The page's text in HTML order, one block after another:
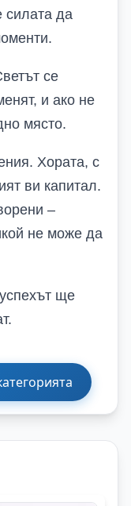
силата да
се
и ако не
място.
Хората, с
ви капитал.
–
не може да
ще